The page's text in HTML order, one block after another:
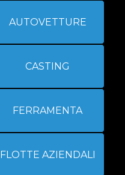
AUTOVETTURE
CASTING
FERRAMENTA
FLOTTE AZIENDALI